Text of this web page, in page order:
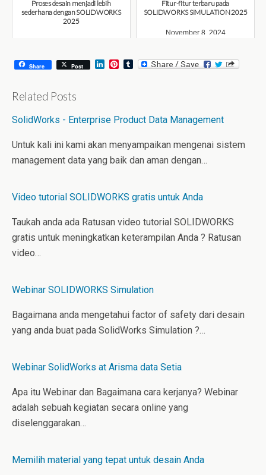
Proses desain menjadi lebih
sederhana dengan SOLIDWORKS
2025
Fitur-fitur terbaru pada
SOLIDWORKS SIMULATION 2025
November 8, 2024
Share Post
L
I
P
e
T
Related Posts
SolidWorks - Enterprise Product Data Management
Untuk kali ini kami akan menyampaikan mengenai sistem
management data yang baik dan aman dengan…
Video tutorial SOLIDWORKS gratis untuk Anda
Taukah anda ada Ratusan video tutorial SOLIDWORKS
gratis untuk meningkatkan keterampilan Anda ? Ratusan
video…
Webinar SOLIDWORKS Simulation
Bagaimana anda mengetahui factor of safety dari desain
yang anda buat pada SolidWorks Simulation ?…
Webinar SolidWorks at Arisma data Setia
Apa itu Webinar dan Bagaimana cara kerjanya? Webinar
adalah sebuah kegiatan secara online yang
diselenggarakan…
Memilih material yang tepat untuk desain Anda